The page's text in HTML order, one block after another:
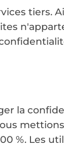
tiers.
la
%. Les